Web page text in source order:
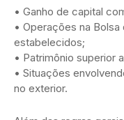
• Ganho de capital
• Operações na
estabelecidos;
• Patrimônio superior
• Situações
no exterior.